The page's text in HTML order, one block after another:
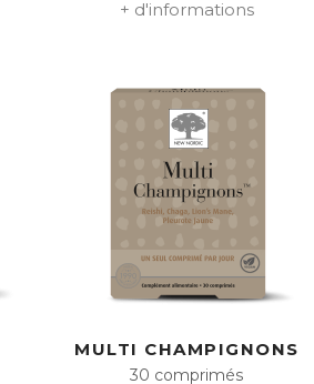
+ d'informations
MULTI CHAMPIGNONS
30 comprimés